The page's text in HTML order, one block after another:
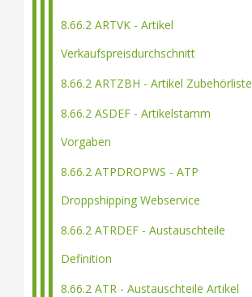
8.66.2 ARTVK - Artikel
Verkaufspreisdurchschnitt
8.66.2 ARTZBH - Artikel Zubehörliste
8.66.2 ASDEF - Artikelstamm
Vorgaben
8.66.2 ATPDROPWS - ATP
Droppshipping Webservice
8.66.2 ATRDEF - Austauschteile
Definition
8.66.2 ATR - Austauschteile Artikel